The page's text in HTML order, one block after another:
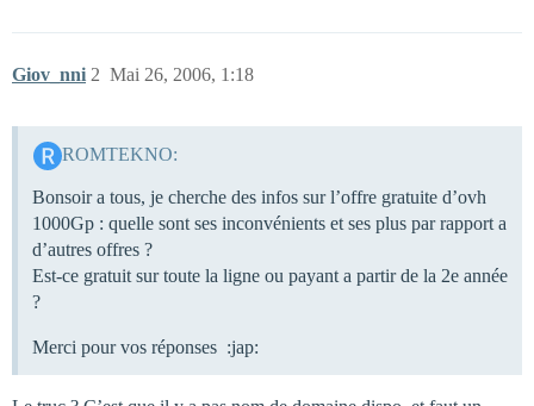
Giov_nni Mai 26, 2006, 1:18
2
ROMTEKNO:
Bonsoir a tous, je cherche des infos sur l’offre gratuite d’ovh
1000Gp : quelle sont ses inconvénients et ses plus par rapport a
d’autres offres ?
Est-ce gratuit sur toute la ligne ou payant a partir de la 2e année
?
Merci pour vos réponses :jap: